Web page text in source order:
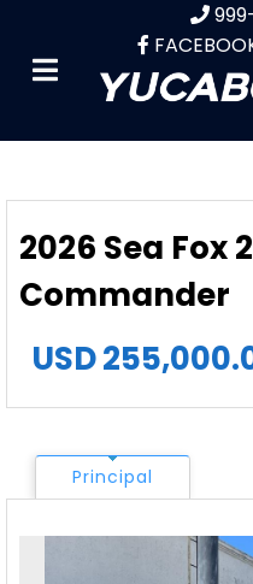
2026 Sea Fox
Commander
USD
Principal